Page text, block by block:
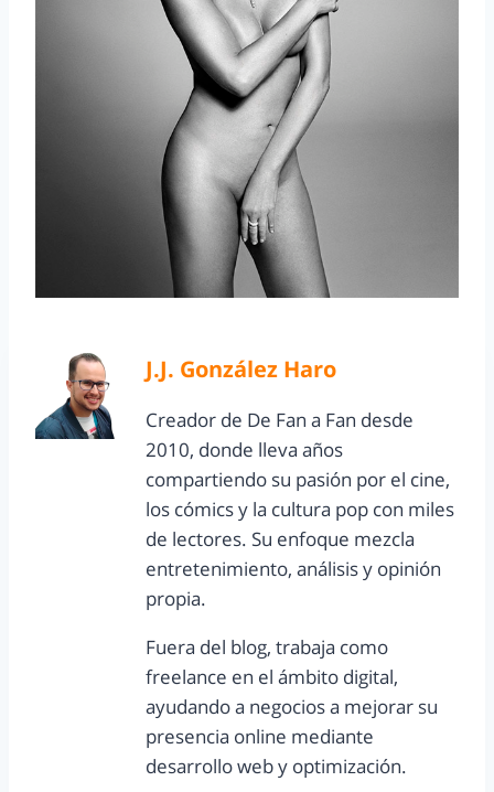
J.J. González Haro
Creador de De Fan a Fan desde
2010, donde lleva años
compartiendo su pasión por el cine,
los cómics y la cultura pop con miles
de lectores. Su enfoque mezcla
entretenimiento, análisis y opinión
propia.
Fuera del blog, trabaja como
freelance en el ámbito digital,
ayudando a negocios a mejorar su
presencia online mediante
desarrollo web y optimización.